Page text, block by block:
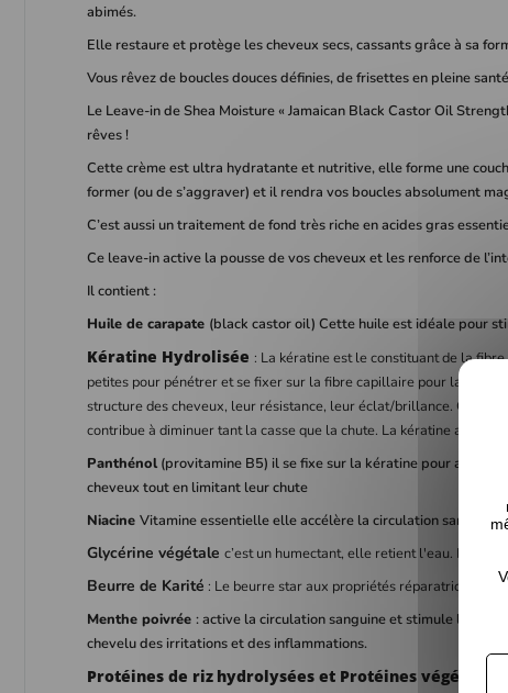
abimés.
Elle restaure et protège les cheveux secs, cassants grâce à sa
Vous rêvez de boucles douces définies, de frisettes en pleine
Le Leave-in de Shea Moisture « Jamaican Black Castor Oil
rêves !
Cette crème est ultra hydratante et nutritive, elle forme une
former (ou de s’aggraver) et il rendra vos boucles absolument
C’est aussi un traitement de fond très riche en acides gras
Ce leave-in active la pousse de vos cheveux et les renforce de
Il contient :
Huile de carapate (black castor oil) Cette huile est idéale pour
Kératine Hydrolisée : La kératine est le constituant de la
petites pour pénétrer et se fixer sur la fibre capillaire pour la
structure des cheveux, leur résistance, leur éclat/brillance. Cette
contribue à diminuer tant la casse que la chute. La kératine aide
Panthénol (provitamine B5) il se fixe sur la kératine pour assurer
cheveux tout en limitant leur chute
Niacine Vitamine essentielle elle accélère la circulation
Glycérine végétale c’est un humectant, elle retient l'eau. Elle
Beurre de Karité : Le beurre star aux propriétés réparatrices et
Menthe poivrée : active la circulation sanguine et stimule les
chevelu des irritations et des inflammations.
Protéines de riz hydrolysées et Protéines végétales